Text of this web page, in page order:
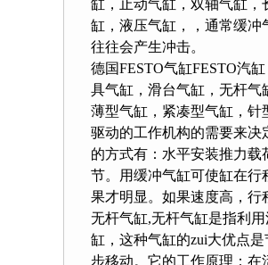
缸，止动气缸，双轴气缸
缸，液压气缸，，通常
往往会产生冲击。
德国FESTO气缸FESTO汽缸
具气缸，滑台气缸，无杆气缸
薄型气缸，紧凑型气缸，
驱动的工作机构的需要来决定.
的方式有：水平安装推
节。用缓冲气缸可使缸在
果才明显。如果速度高
无杆气缸,无杆气缸是指利用
缸，这种气缸的zui大优点是
步移动。它的工作原理